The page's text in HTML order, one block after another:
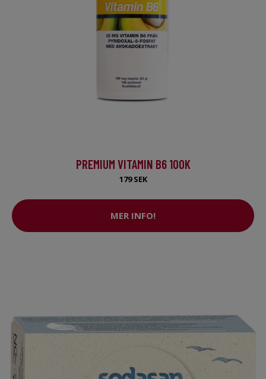
PREMIUM VITAMIN B6 100K
179 SEK
MER INFO!